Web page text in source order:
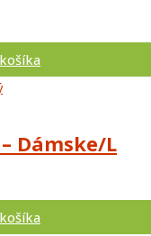
Dámske/L